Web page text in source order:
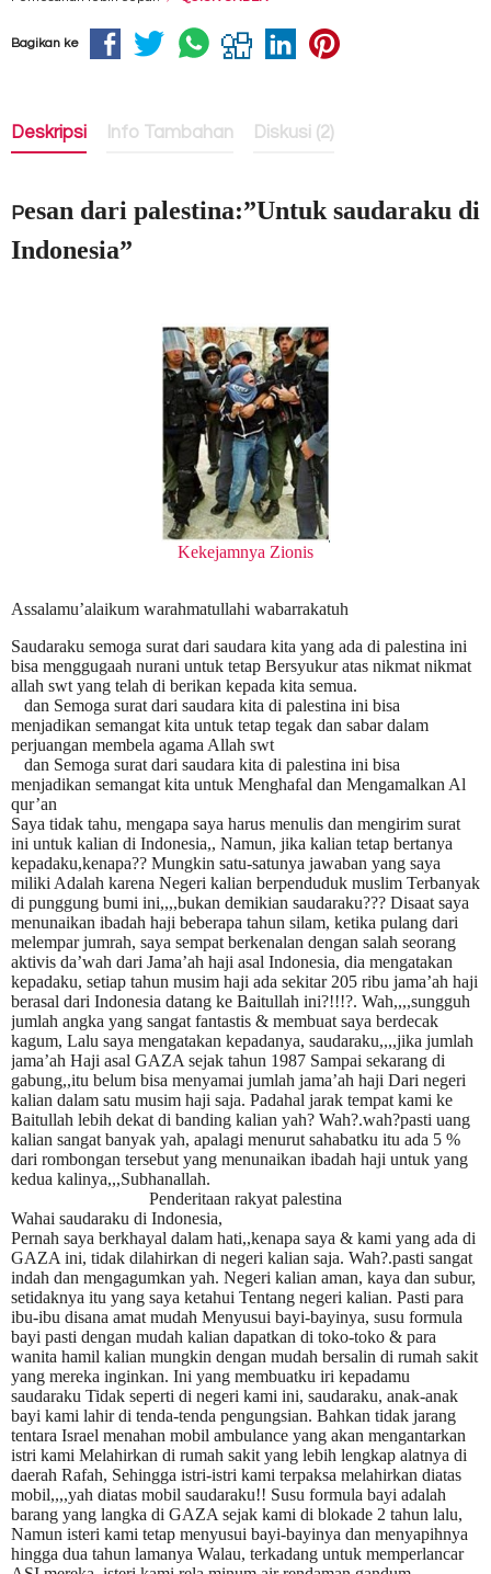
Bagikan ke
Deskripsi Info Tambahan Diskusi (2)
Pesan dari palestina:”Untuk saudaraku di
Indonesia”
Kekejamnya Zionis
Assalamu’alaikum warahmatullahi wabarrakatuh
Saudaraku semoga surat dari saudara kita yang ada di palestina ini
bisa menggugaah nurani untuk tetap Bersyukur atas nikmat nikmat
allah swt yang telah di berikan kepada kita semua.
dan Semoga surat dari saudara kita di palestina ini bisa
menjadikan semangat kita untuk tetap tegak dan sabar dalam
perjuangan membela agama Allah swt
dan Semoga surat dari saudara kita di palestina ini bisa
menjadikan semangat kita untuk Menghafal dan Mengamalkan Al
qur’an
Saya tidak tahu, mengapa saya harus menulis dan mengirim surat
ini untuk kalian di Indonesia,, Namun, jika kalian tetap bertanya
kepadaku,kenapa?? Mungkin satu-satunya jawaban yang saya
miliki Adalah karena Negeri kalian berpenduduk muslim Terbanyak
di punggung bumi ini,,,,bukan demikian saudaraku??? Disaat saya
menunaikan ibadah haji beberapa tahun silam, ketika pulang dari
melempar jumrah, saya sempat berkenalan dengan salah seorang
aktivis da’wah dari Jama’ah haji asal Indonesia, dia mengatakan
kepadaku, setiap tahun musim haji ada sekitar 205 ribu jama’ah haji
berasal dari Indonesia datang ke Baitullah ini?!!!?. Wah,,,,sungguh
jumlah angka yang sangat fantastis & membuat saya berdecak
kagum, Lalu saya mengatakan kepadanya, saudaraku,,,,jika jumlah
jama’ah Haji asal GAZA sejak tahun 1987 Sampai sekarang di
gabung,,itu belum bisa menyamai jumlah jama’ah haji Dari negeri
kalian dalam satu musim haji saja. Padahal jarak tempat kami ke
Baitullah lebih dekat di banding kalian yah? Wah?.wah?pasti uang
kalian sangat banyak yah, apalagi menurut sahabatku itu ada 5 %
dari rombongan tersebut yang menunaikan ibadah haji untuk yang
kedua kalinya,,,Subhanallah.
Penderitaan rakyat palestina
Wahai saudaraku di Indonesia,
Pernah saya berkhayal dalam hati,,kenapa saya & kami yang ada di
GAZA ini, tidak dilahirkan di negeri kalian saja. Wah?.pasti sangat
indah dan mengagumkan yah. Negeri kalian aman, kaya dan subur,
setidaknya itu yang saya ketahui Tentang negeri kalian. Pasti para
ibu-ibu disana amat mudah Menyusui bayi-bayinya, susu formula
bayi pasti dengan mudah kalian dapatkan di toko-toko & para
wanita hamil kalian mungkin dengan mudah bersalin di rumah sakit
yang mereka inginkan. Ini yang membuatku iri kepadamu
saudaraku Tidak seperti di negeri kami ini, saudaraku, anak-anak
bayi kami lahir di tenda-tenda pengungsian. Bahkan tidak jarang
tentara Israel menahan mobil ambulance yang akan mengantarkan
istri kami Melahirkan di rumah sakit yang lebih lengkap alatnya di
daerah Rafah, Sehingga istri-istri kami terpaksa melahirkan diatas
mobil,,,,yah diatas mobil saudaraku!! Susu formula bayi adalah
barang yang langka di GAZA sejak kami di blokade 2 tahun lalu,
Namun isteri kami tetap menyusui bayi-bayinya dan menyapihnya
hingga dua tahun lamanya Walau, terkadang untuk memperlancar